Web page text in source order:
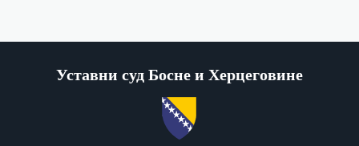
Уставни суд Босне и Херцеговине